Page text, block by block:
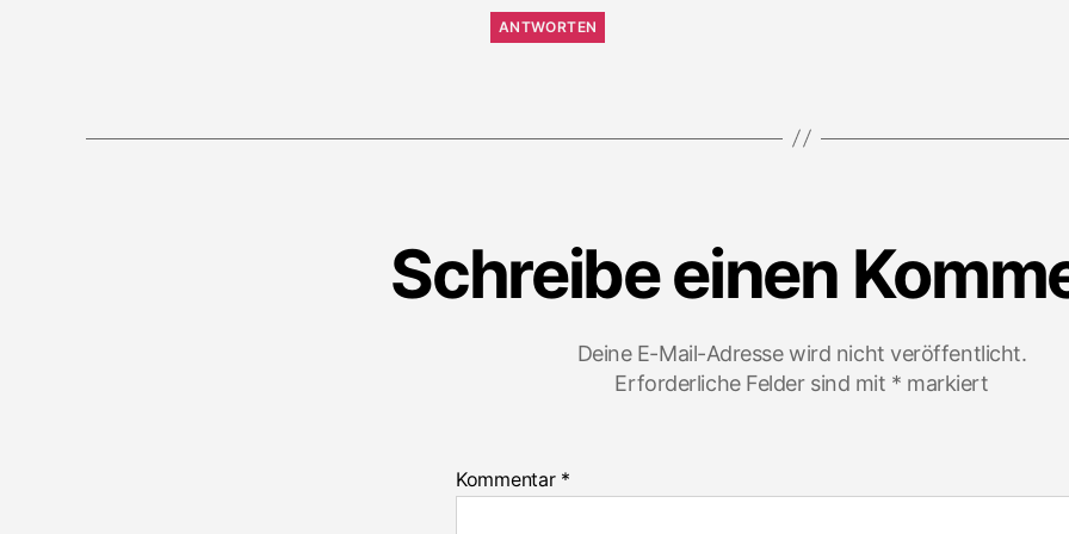
ANTWORTEN
Schreibe einen
Deine E-Mail-Adresse wird nicht veröffentlicht.
Erforderliche Felder sind mit * markiert
Kommentar *